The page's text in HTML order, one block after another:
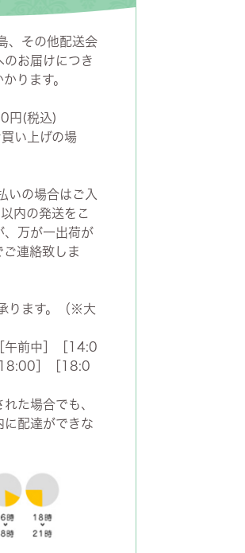
、その他配送会
お届けにつき
ります。
円(税込)
い上げの場
いの場合はご入
内の発送をこ
、万が一出荷が
連絡致しま
ります。（※大
午前中］［14:0
］［18:0
た場合でも、
に配達ができな